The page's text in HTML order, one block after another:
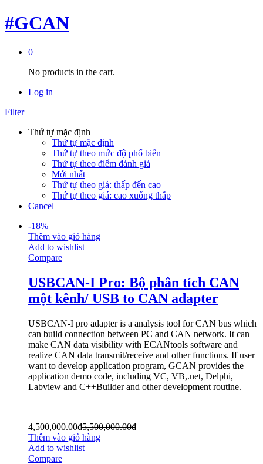
#GCAN
0
No products in the cart.
Log in
Filter
Thứ tự mặc định
Thứ tự mặc định
Thứ tự theo mức độ phổ biến
Thứ tự theo điểm đánh giá
Mới nhất
Thứ tự theo giá: thấp đến cao
Thứ tự theo giá: cao xuống thấp
Cancel
-18%
Thêm vào giỏ hàng
Add to wishlist
Compare
USBCAN-I Pro: Bộ phân tích CAN
một kênh/ USB to CAN adapter
USBCAN-I pro adapter is a analysis tool for CAN bus which
can build connection between PC and CAN network. It can
make CAN data visibility with ECANtools software and
realize CAN data transmit/receive and other functions. If user
want to develop application program, GCAN provides the
application demo code, including VC, VB,.net, Delphi,
Labview and C++Builder and other development routine.
4,500,000.00₫5,500,000.00₫
Thêm vào giỏ hàng
Add to wishlist
Compare